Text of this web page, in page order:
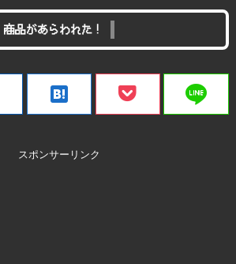
商品があらわれた！
hatenabookmark line
スポンサーリンク